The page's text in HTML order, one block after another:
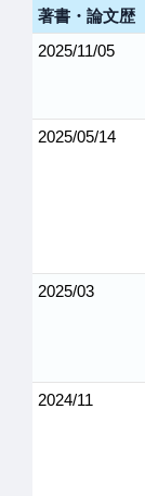
著書・論文歴
2025/11/05
2025/05/14
2025/03
2024/11